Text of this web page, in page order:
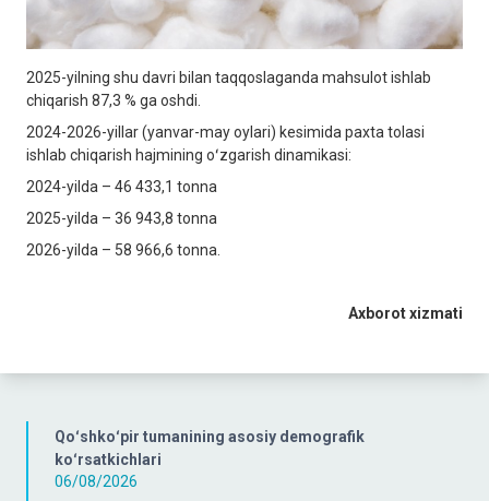
Qoʻshkoʻpir tumanining asosiy demografik
koʻrsatkichlari
06/08/2026
2025-yilning shu davri bilan taqqoslaganda mahsulot ishlab
chiqarish 87,3 % ga oshdi.
2024-2026-yillar (yanvar-may oylari) kesimida paxta tolasi
ishlab chiqarish hajmining oʻzgarish dinamikasi:
2024-yilda – 46 433,1 tonna
2025-yilda – 36 943,8 tonna
2026-yilda – 58 966,6 tonna.
Axborot xizmati